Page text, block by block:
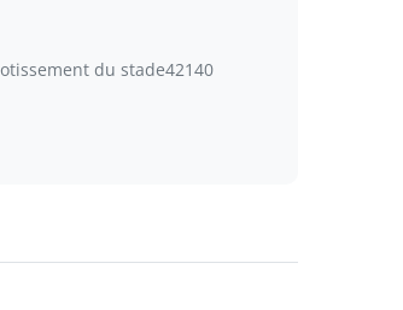
du stade42140